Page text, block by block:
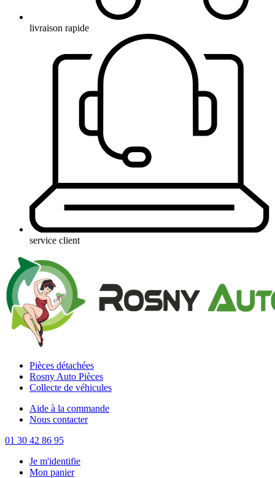
livraison rapide
service client
Pièces détachées
Rosny Auto Pièces
Collecte de véhicules
Aide à la commande
Nous contacter
01 30 42 86 95
Je m'identifie
Mon panier